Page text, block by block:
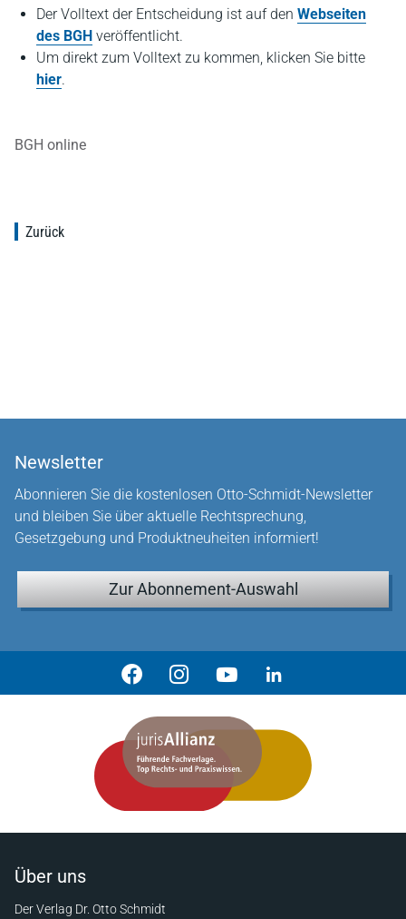
Der Volltext der Entscheidung ist auf den Webseiten
des BGH veröffentlicht.
Um direkt zum Volltext zu kommen, klicken Sie bitte
hier.
BGH online
Zurück
Newsletter
Abonnieren Sie die kostenlosen Otto-Schmidt-Newsletter
und bleiben Sie über aktuelle Rechtsprechung,
Gesetzgebung und Produktneuheiten informiert!
Zur Abonnement-Auswahl
Über uns
Der Verlag Dr. Otto Schmidt